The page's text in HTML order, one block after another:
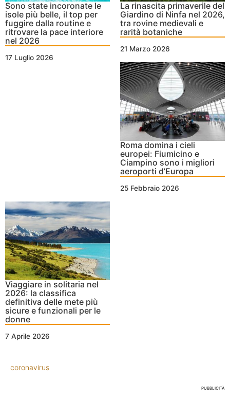
Sono state incoronate le
isole più belle, il top per
fuggire dalla routine e
ritrovare la pace interiore
nel 2026
17 Luglio 2026
La rinascita primaverile del
Giardino di Ninfa nel 2026,
tra rovine medievali e
rarità botaniche
21 Marzo 2026
Roma domina i cieli
europei: Fiumicino e
Ciampino sono i migliori
aeroporti d’Europa
25 Febbraio 2026
Viaggiare in solitaria nel
2026: la classifica
definitiva delle mete più
sicure e funzionali per le
donne
7 Aprile 2026
coronavirus
PUBBLICITÀ